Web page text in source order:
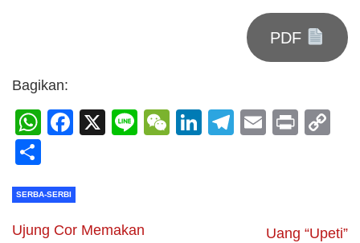
PDF
Bagikan:
WhatsApp
Facebook
X LineWeChat
LinkedIn
Telegram
Email
Print
SERBA-SERBI
Ujung Cor Memakan
Uang “Upeti”